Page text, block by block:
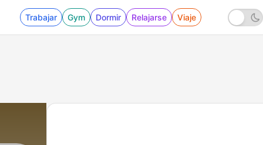
Trabajar Gym Dormir Relajarse Viaje